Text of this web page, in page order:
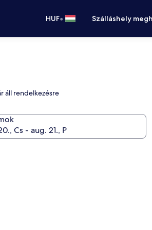
HUF• Szálláshely
áll rendelkezésre